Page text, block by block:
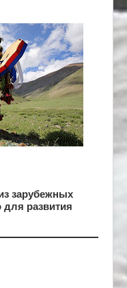
зарубежных
развития